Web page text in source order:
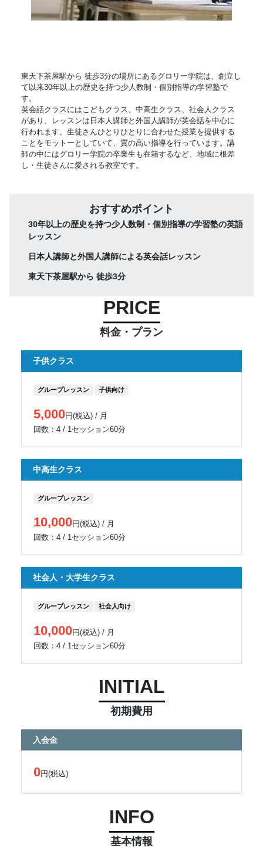
東天下茶屋駅から 徒歩3分の場所にあるグロリー学院は、創立し
て以来30年以上の歴史を持つ少人数制・個別指導の学習塾で
す。
英会話クラスにはこどもクラス、中高生クラス、社会人クラス
があり、レッスンは日本人講師と外国人講師が英会話を中心に
行われます。生徒さんひとりひとりに合わせた授業を提供する
ことをモットーとしていて、質の高い指導を行っています。講
師の中にはグロリー学院の卒業生も在籍するなど、地域に根差
し・生徒さんに愛される教室です。
おすすめポイント
30年以上の歴史を持つ少人数制・個別指導の学習塾の英語
レッスン
日本人講師と外国人講師による英会話レッスン
東天下茶屋駅から 徒歩3分
PRICE
料金・プラン
子供クラス
グループレッスン 子供向け
5,000円(税込) / 月
回数：4 / 1セッション60分
中高生クラス
グループレッスン
10,000円(税込) / 月
回数：4 / 1セッション60分
社会人・大学生クラス
グループレッスン 社会人向け
10,000円(税込) / 月
回数：4 / 1セッション60分
INITIAL
初期費用
入会金
0円(税込)
INFO
基本情報